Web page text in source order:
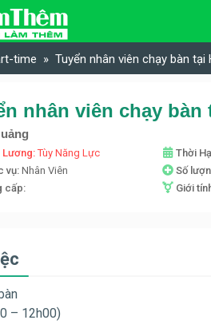
time Tuyển nhân viên chạy bàn tại
nhân viên chạy bàn
Lương:Tùy Năng Lực Thời
vụ:Nhân Viên Số
cấp:
Giới
– 12h00)